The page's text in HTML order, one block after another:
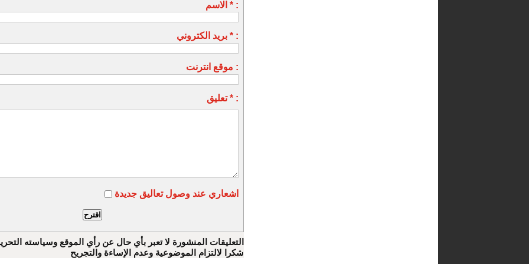
الاسم * :
بريد الكتروني * :
موقع انترنت :
تعليق * :
اشعاري عند وصول تعاليق جديدة
التعليقات المنشورة لا تعبر بأي حال عن رأي الموقع وسياسته
شكرا لالتزام الموضوعية وعدم الإساءة والتجريح